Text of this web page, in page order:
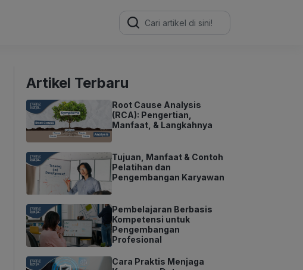
Search
for:
Artikel Terbaru
Root Cause Analysis
(RCA): Pengertian,
Manfaat, & Langkahnya
Tujuan, Manfaat & Contoh
Pelatihan dan
Pengembangan Karyawan
Pembelajaran Berbasis
Kompetensi untuk
Pengembangan
Profesional
Cara Praktis Menjaga